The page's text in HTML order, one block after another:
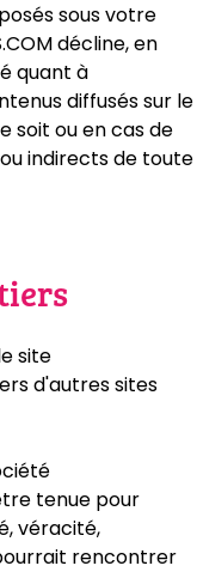
sous votre
décline, en
quant à
diffusés sur le
soit ou en cas de
indirects de toute
site
d'autres sites
tenue pour
véracité,
rencontrer